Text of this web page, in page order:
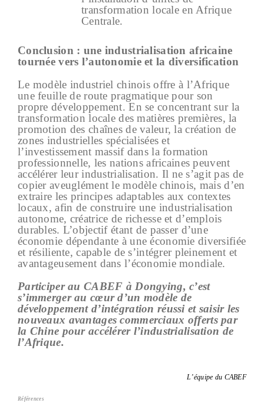
transformation locale en Afrique
Centrale.
Conclusion : une industrialisation africaine
tournée vers l’autonomie et la diversification
Le modèle industriel chinois offre à l’Afrique
une feuille de route pragmatique pour son
propre développement. En se concentrant sur la
transformation locale des matières premières, la
promotion des chaînes de valeur, la création de
zones industrielles spécialisées et
l’investissement massif dans la formation
professionnelle, les nations africaines peuvent
accélérer leur industrialisation. Il ne s’agit pas de
copier aveuglément le modèle chinois, mais d’en
extraire les principes adaptables aux contextes
locaux, afin de construire une industrialisation
autonome, créatrice de richesse et d’emplois
durables. L’objectif étant de passer d’une
économie dépendante à une économie diversifiée
et résiliente, capable de s’intégrer pleinement et
avantageusement dans l’économie mondiale.
Participer au CABEF à Dongying, c’est
s’immerger au cœur d’un modèle de
développement d’intégration réussi et saisir les
nouveaux avantages commerciaux offerts par
la Chine pour accélérer l’industrialisation de
l’Afrique.
L’équipe du CABEF
Références